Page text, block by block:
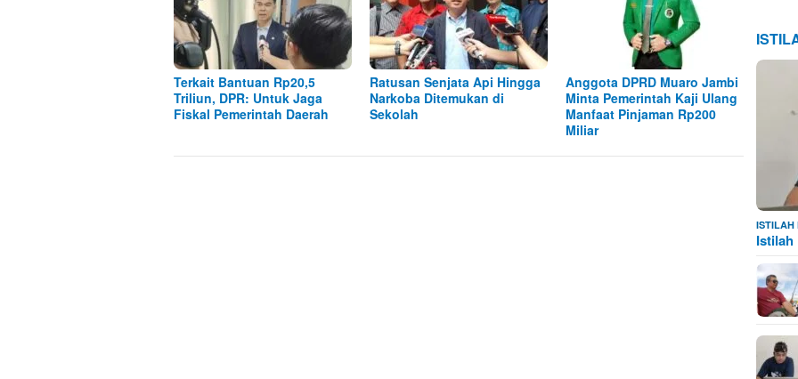
Terkait Bantuan Rp20,5
Triliun, DPR: Untuk Jaga
Fiskal Pemerintah Daerah
Ratusan Senjata Api Hingga
Narkoba Ditemukan di
Sekolah
Anggota DPRD Muaro Jambi
Minta Pemerintah Kaji Ulang
Manfaat Pinjaman Rp200
Miliar
ISTILAH
Istilah